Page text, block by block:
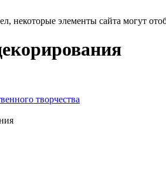
некоторые элементы сайта могут
творчества